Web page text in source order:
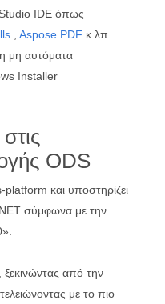
IDE όπως
Aspose.PDF κ.λπ.
μη αυτόματα
Installer
ODS
και υποστηρίζει
.NET σύμφωνα με την
από την
με το πιο